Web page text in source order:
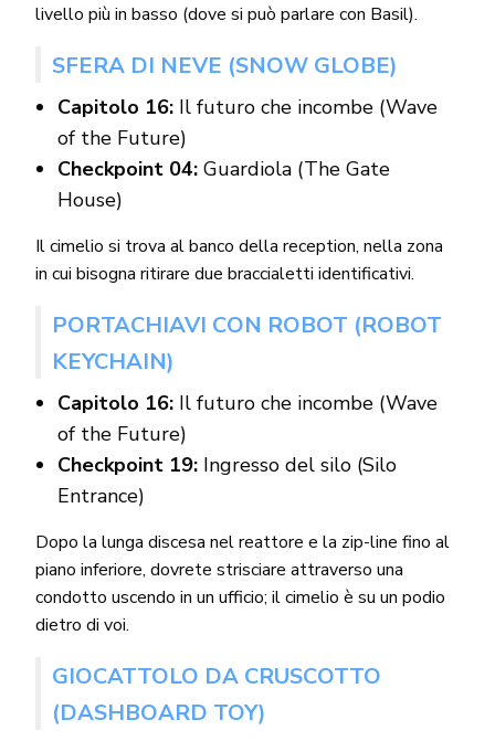
livello più in basso (dove si può parlare con Basil).
SFERA DI NEVE (SNOW GLOBE)
Capitolo 16:Il futuro che incombe (Wave
of the Future)
Checkpoint 04:Guardiola (The Gate
House)
Il cimelio si trova al banco della reception, nella zona
in cui bisogna ritirare due braccialetti identificativi.
PORTACHIAVI CON ROBOT (ROBOT
KEYCHAIN)
Capitolo 16:Il futuro che incombe (Wave
of the Future)
Checkpoint 19:Ingresso del silo (Silo
Entrance)
Dopo la lunga discesa nel reattore e la zip-line fino al
piano inferiore, dovrete strisciare attraverso una
condotto uscendo in un ufficio; il cimelio è su un podio
dietro di voi.
GIOCATTOLO DA CRUSCOTTO
(DASHBOARD TOY)